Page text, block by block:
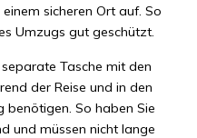
sicheren Ort auf. So
Umzugs gut geschützt.
Tasche mit den
der Reise und in den
benötigen. So haben Sie
und müssen nicht lange